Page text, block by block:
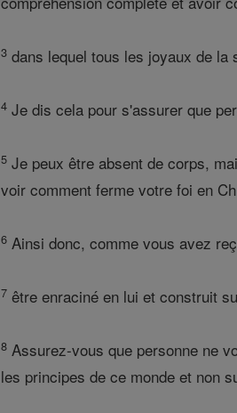
3 dans lequel tous les joyaux de
4 Je dis cela pour s'assurer que
5 Je peux être absent de corps,
voir comment ferme votre foi en
6 Ainsi donc, comme vous avez
7 être enraciné en lui et construit
8 Assurez-vous que personne ne
les principes de ce monde et non